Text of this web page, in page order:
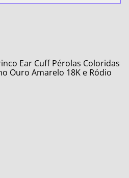
Ear Cuff Pérolas Coloridas
Ouro Amarelo 18K e Ródio